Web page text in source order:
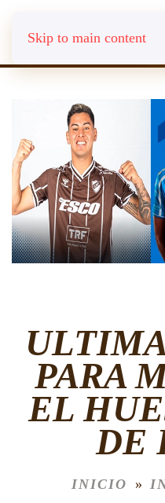
Skip to main content
PARA
EL
DE
INICIO